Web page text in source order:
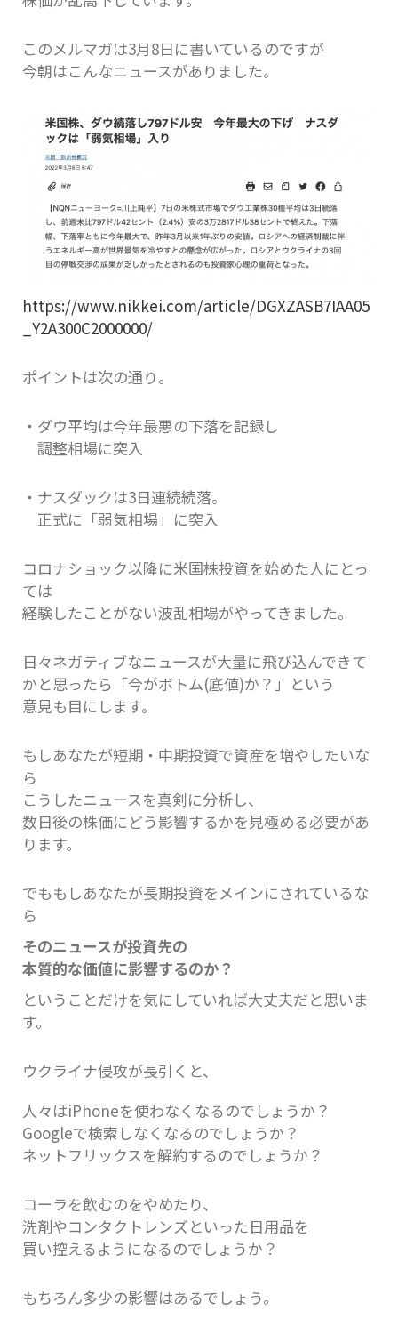
このメルマガは3月8日に書いているのですが
今朝はこんなニュースがありました。
https://www.nikkei.com/article/DGXZASB7IAA05
_Y2A300C2000000/
ポイントは次の通り。
・ダウ平均は今年最悪の下落を記録し
調整相場に突入
・ナスダックは3日連続続落。
正式に「弱気相場」に突入
コロナショック以降に米国株投資を始めた人にとっ
ては
経験したことがない波乱相場がやってきました。
日々ネガティブなニュースが大量に飛び込んできて
かと思ったら「今がボトム(底値)か？」という
意見も目にします。
もしあなたが短期・中期投資で資産を増やしたいな
ら
こうしたニュースを真剣に分析し、
数日後の株価にどう影響するかを見極める必要があ
ります。
でももしあなたが長期投資をメインにされているな
ら
そのニュースが投資先の
本質的な価値に影響するのか？
ということだけを気にしていれば大丈夫だと思いま
す。
ウクライナ侵攻が長引くと、
人々はiPhoneを使わなくなるのでしょうか？
Googleで検索しなくなるのでしょうか？
ネットフリックスを解約するのでしょうか？
コーラを飲むのをやめたり、
洗剤やコンタクトレンズといった日用品を
買い控えるようになるのでしょうか？
もちろん多少の影響はあるでしょう。